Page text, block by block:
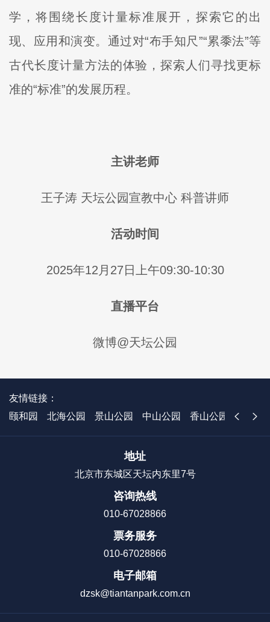
学，将围绕长度计量标准展开，探索它的出
现、应用和演变。通过对“布手知尺”“累黍法”等
古代长度计量方法的体验，探索人们寻找更标
准的“标准”的发展历程。
主讲老师
王子涛 天坛公园宣教中心 科普讲师
活动时间
2025年12月27日上午09:30-10:30
直播平台
微博@天坛公园
友情链接：
颐和园
北海公园 景山公园 中山公园 香山公园 国家植
地址
北京市东城区天坛内东里7号
咨询热线
010-67028866
票务服务
010-67028866
电子邮箱
dzsk@tiantanpark.com.cn